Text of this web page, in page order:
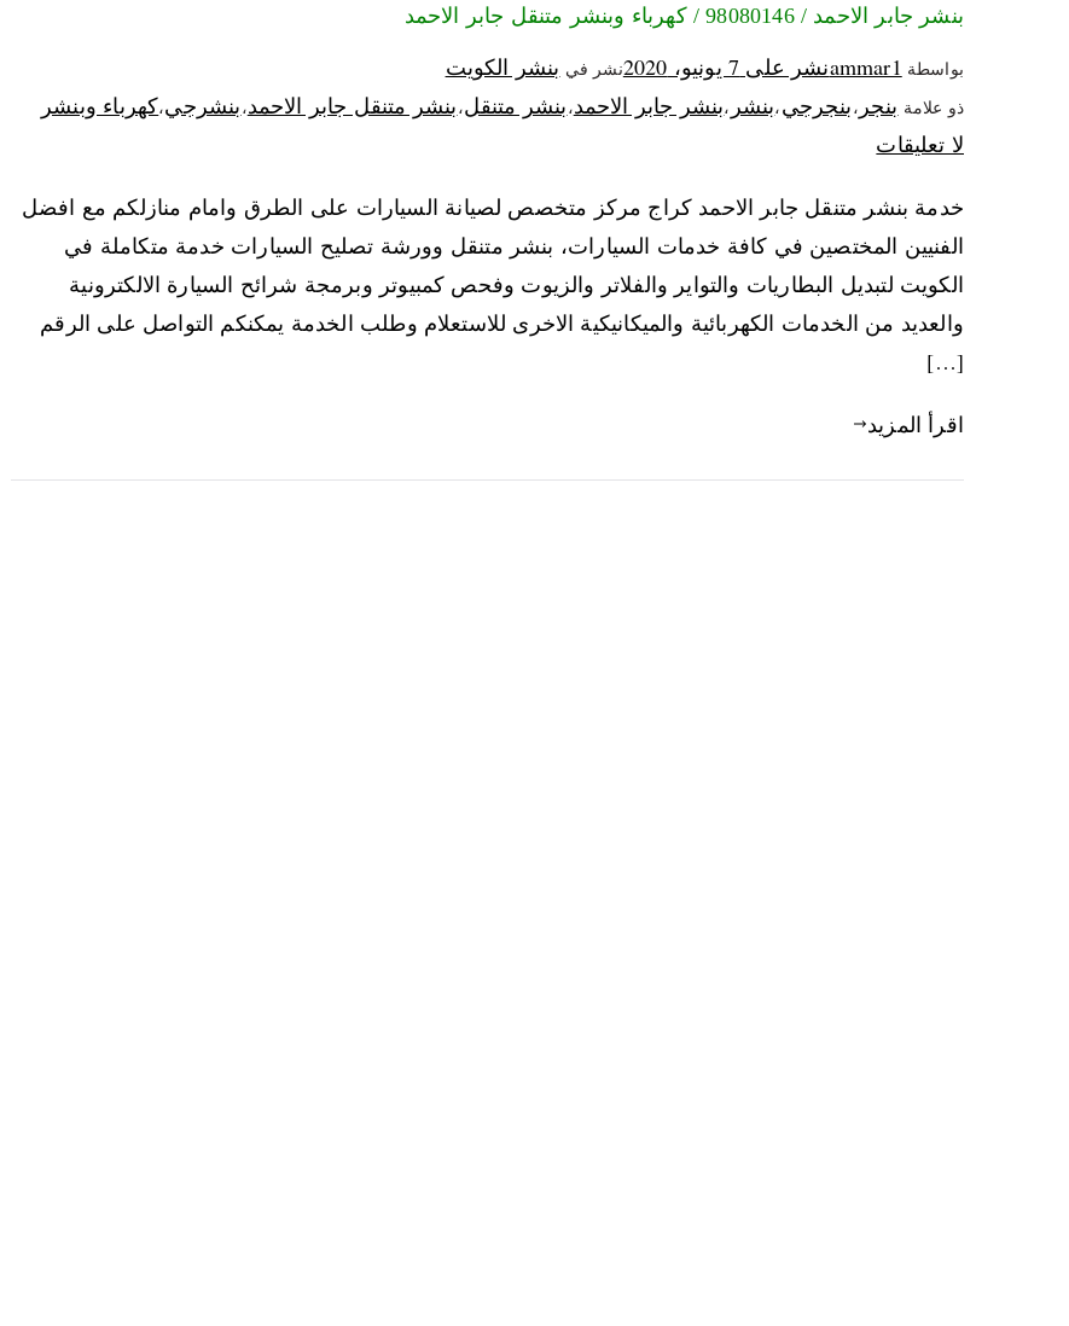
بنشر جابر الاحمد / 98080146‬ / كهرباء وبنشر متنقل جابر الاحمد
بواسطة ammar1نشر على 7 يونيو، 2020 نشر في بنشر الكويت
ذو علامة بنجر ،بنجرجي،بنشر ،بنشر جابر الاحمد،بنشر متنقل،بنشر متنقل جابر الاحمد،بنشرجي،كهرباء وبنشر
لا تعليقات
خدمة بنشر متنقل جابر الاحمد كراج مركز متخصص لصيانة السيارات على الطرق وامام منازلكم مع افضل
الفنيين المختصين في كافة خدمات السيارات، بنشر متنقل وورشة تصليح السيارات خدمة متكاملة في
الكويت لتبديل البطاريات والتواير والفلاتر والزيوت وفحص كمبيوتر وبرمجة شرائح السيارة الالكترونية
والعديد من الخدمات الكهربائية والميكانيكية الاخرى للاستعلام وطلب الخدمة يمكنكم التواصل على الرقم
[…]
اقرأ المزيد